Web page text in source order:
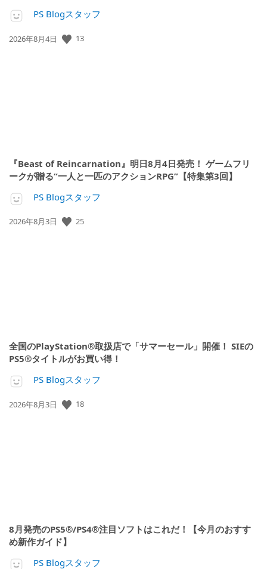
PS Blogスタッフ
公
2026年8月4日 13
『Beast of Reincarnation』明日8月4日発売！ ゲームフリ
ークが贈る“一人と一匹のアクションRPG”【特集第3回】
PS Blogスタッフ
公
2026年8月3日 25
全国のPlayStation®取扱店で「サマーセール」開催！ SIEの
PS5®タイトルがお買い得！
PS Blogスタッフ
公
2026年8月3日 18
8月発売のPS5®/PS4®注目ソフトはこれだ！【今月のおすす
め新作ガイド】
PS Blogスタッフ